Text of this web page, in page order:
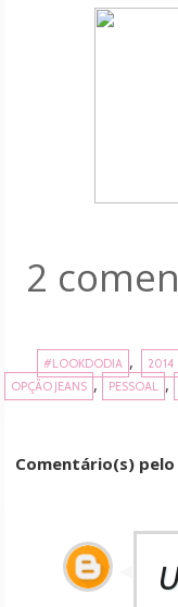
2
#LOOKDODIA , 2014
OPÇÃO JEANS , PESSOAL ,
Comentário(s) pelo